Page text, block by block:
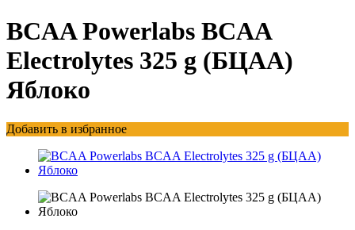
BCAA Powerlabs BCAA
Electrolytes 325 g (БЦАА)
Яблоко
Добавить в избранное